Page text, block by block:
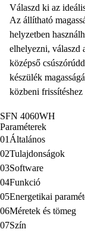
Válaszd ki az
Az állítható
helyzetben
elhelyezni, válaszd
középső
készülék
közbeni
SFN 4060WH
Paraméterek
01 Általános
02Tulajdonságok
03Software
04Funkció
05Energetikai
06Méretek és tömeg
07Szín